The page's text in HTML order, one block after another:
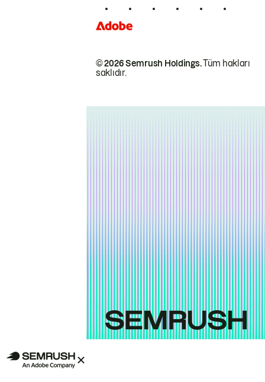
© 2026 Semrush Holdings.Tüm hakları
saklıdır.